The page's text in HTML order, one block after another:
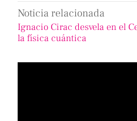
Noticia relacionada
Ignacio Cirac desvela en el
la física cuántica